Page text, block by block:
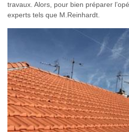
travaux. Alors, pour bien préparer
experts tels que M.Reinhardt.